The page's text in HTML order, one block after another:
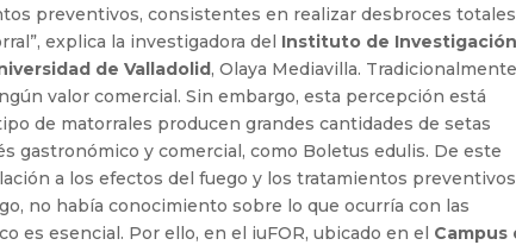
preventivos, consistentes en realizar desbroces
explica la investigadora del Instituto de
de Valladolid, Olaya Mediavilla.
valor comercial. Sin embargo, esta percepción está
de matorrales producen grandes cantidades de setas
gastronómico y comercial, como Boletus edulis. De este
a los efectos del fuego y los tratamientos preventivos
no había conocimiento sobre lo que ocurría con las
es esencial. Por ello, en el iuFOR, ubicado en el Campus